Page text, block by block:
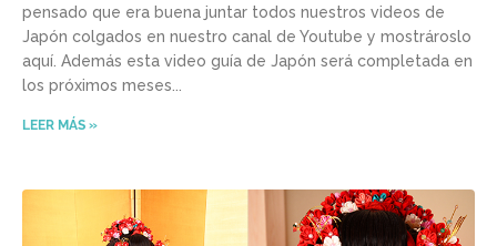
pensado que era buena juntar todos nuestros videos de
Japón colgados en nuestro canal de Youtube y mostrároslo
aquí. Además esta video guía de Japón será completada en
los próximos meses
LEER MÁS »